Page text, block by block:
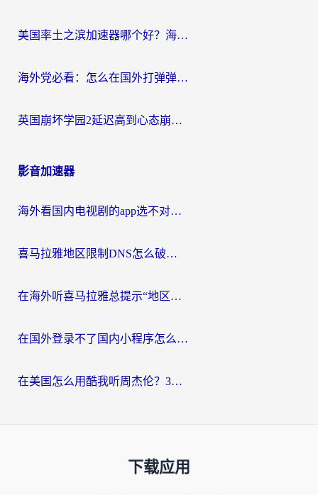
美国率土之滨加速器哪个好？海外党国服游戏畅玩终极指南（附多游戏解决方案）
海外党必看：怎么在国外打弹弹堂不卡？番茄加速器亲测指南
英国崩坏学园2延迟高到心态崩？海外党国服游戏加速终极指南
影音加速器
海外看国内电视剧的app选不对？这份回国加速器避坑指南帮你流畅追剧
喜马拉雅地区限制DNS怎么破？海外党听国内音乐听书的终极解决方案
在海外听喜马拉雅总提示“地区限制”？3步轻松解除+听国内音乐全攻略
在国外登录不了国内小程序怎么办？选对回国加速器，轻松解锁国内资源
在美国怎么用酷我听周杰伦？3步搞定海外听歌难题
下载应用